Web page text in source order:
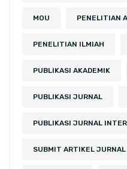
MOU PENELITIAN
PENELITIAN ILMIAH
PUBLIKASI AKADEMIK
PUBLIKASI JURNAL
PUBLIKASI JURNAL
SUBMIT ARTIKEL JURNAL